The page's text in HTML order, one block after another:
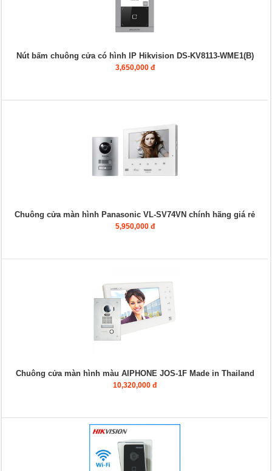
Nút bấm chuông cửa có hình IP Hikvision DS-KV8113-WME1(B)
3,650,000 đ
Chuông cửa màn hình Panasonic VL-SV74VN chính hãng giá rẻ
5,950,000 đ
Chuông cửa màn hình màu AIPHONE JOS-1F Made in Thailand
10,320,000 đ